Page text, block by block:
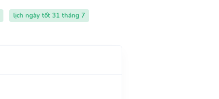
lịch ngày tốt 31 tháng 7